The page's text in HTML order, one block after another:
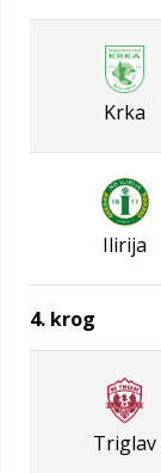
Krka
Ilirija
4. krog
Triglav